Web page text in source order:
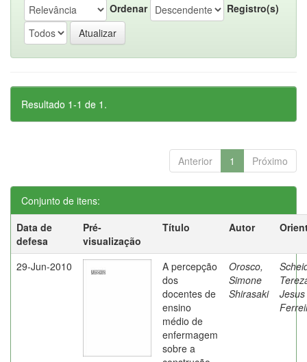
Ordenar
Registro(s)
Resultado 1-1 de 1.
Anterior 1 Próximo
Conjunto de itens:
Data de
defesa
Pré-
visualização
Título Autor
29-Jun-2010
A percepção
dos
docentes de
ensino
médio de
enfermagem
sobre a
Orosco,
Simone
Shirasaki
Jesus